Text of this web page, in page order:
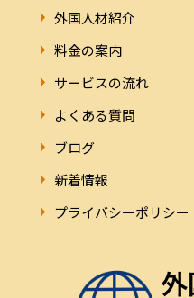
外国人材紹介
料金の案内
サービスの流れ
よくある質問
ブログ
新着情報
プライバシーポリシー